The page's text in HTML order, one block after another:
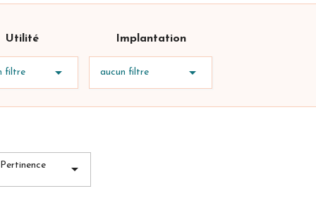
Utilité
filtre 
Implantation
aucun filtre 
Pertinence 